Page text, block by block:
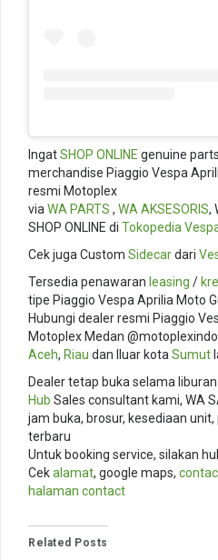
IngatSHOP ONLINE genuine
merchandise Piaggio Vespa
resmi Motoplex
viaWA PARTS , WA AKSESORIS,
SHOP ONLINE di Tokopedia
Cek juga Custom Sidecardari
Tersedia penawaran leasing /
tipe Piaggio Vespa Aprilia Moto
Hubungi dealer resmi Piaggio
Motoplex Medan
Aceh, Riau dan lluar kotaSumut
Dealer tetap buka selama
Hub Sales consultant kami, WA
jam buka, brosur, kesediaan
terbaru
Untuk booking service, silakan
Cekalamat, google maps,
halaman contact
Related Posts